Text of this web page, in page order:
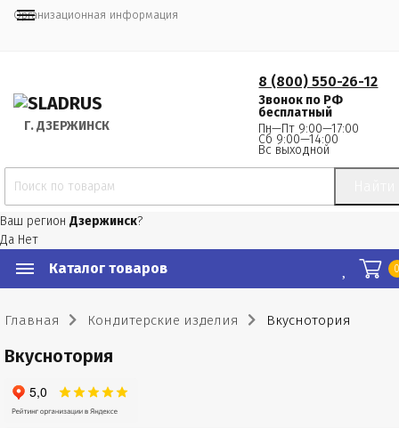
Организационная информация
Г. ДЗЕРЖИНСК
8 (800) 550-26-12
Звонок по РФ
бесплатный
Пн—Пт 9:00—17:00
Сб 9:00—14:00
Вс выходной
Ваш регион Дзержинск?
Да Нет
Каталог товаров
Главная Кондитерские изделия Вкуснотория
Вкуснотория